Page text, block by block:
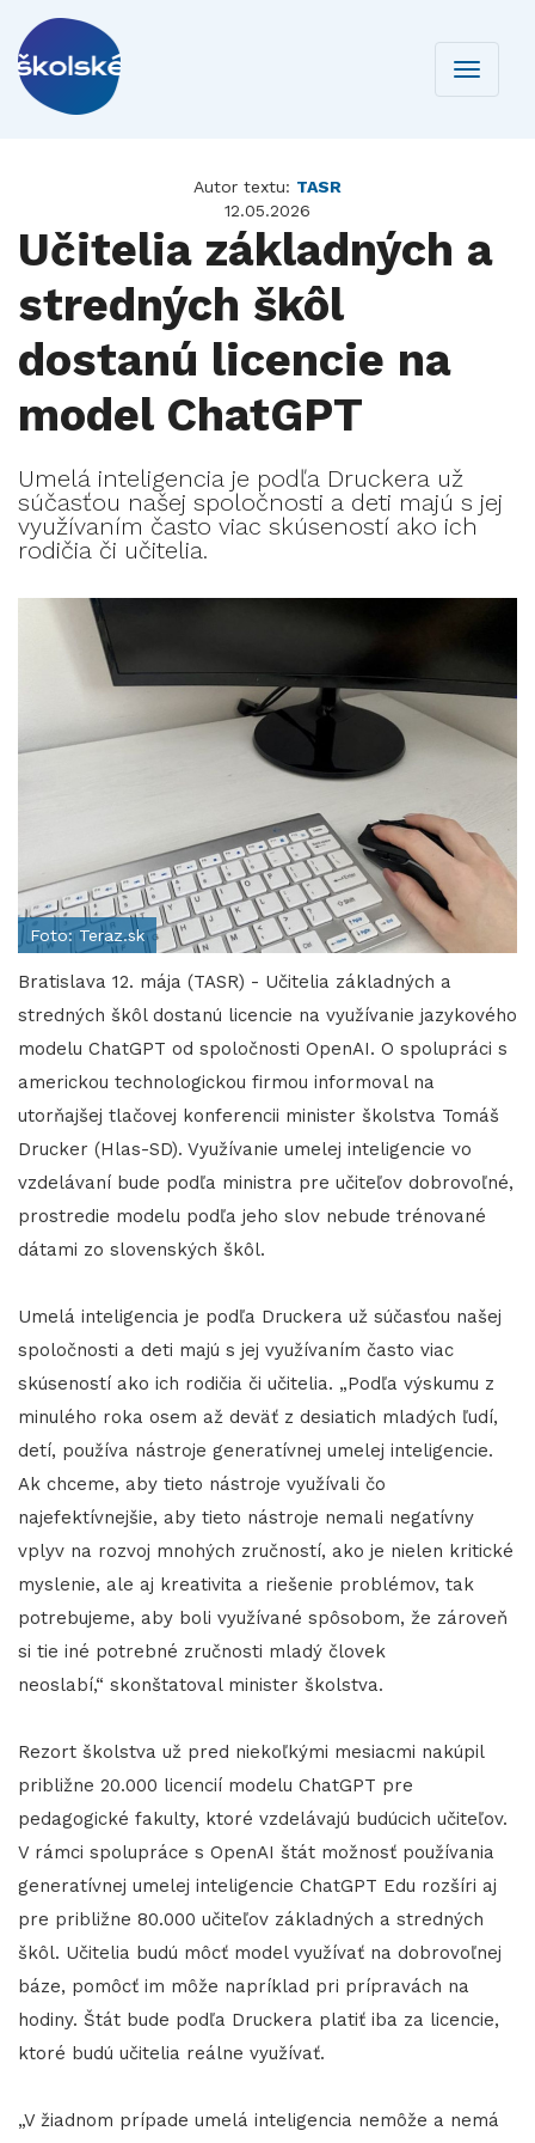
Toggle
Autor textu: TASR
12.05.2026
Učitelia základných a
stredných škôl
dostanú licencie na
model ChatGPT
Umelá inteligencia je podľa Druckera už
súčasťou našej spoločnosti a deti majú s jej
využívaním často viac skúseností ako ich
rodičia či učitelia.
Foto: Teraz.sk
Bratislava 12. mája (TASR) - Učitelia základných a
stredných škôl dostanú licencie na využívanie jazykového
modelu ChatGPT od spoločnosti OpenAI. O spolupráci s
americkou technologickou firmou informoval na
utorňajšej tlačovej konferencii minister školstva Tomáš
Drucker (Hlas-SD). Využívanie umelej inteligencie vo
vzdelávaní bude podľa ministra pre učiteľov dobrovoľné,
prostredie modelu podľa jeho slov nebude trénované
dátami zo slovenských škôl.
Umelá inteligencia je podľa Druckera už súčasťou našej
spoločnosti a deti majú s jej využívaním často viac
skúseností ako ich rodičia či učitelia. „Podľa výskumu z
minulého roka osem až deväť z desiatich mladých ľudí,
detí, používa nástroje generatívnej umelej inteligencie.
Ak chceme, aby tieto nástroje využívali čo
najefektívnejšie, aby tieto nástroje nemali negatívny
vplyv na rozvoj mnohých zručností, ako je nielen kritické
myslenie, ale aj kreativita a riešenie problémov, tak
potrebujeme, aby boli využívané spôsobom, že zároveň
si tie iné potrebné zručnosti mladý človek
neoslabí,“ skonštatoval minister školstva.
Rezort školstva už pred niekoľkými mesiacmi nakúpil
približne 20.000 licencií modelu ChatGPT pre
pedagogické fakulty, ktoré vzdelávajú budúcich učiteľov.
V rámci spolupráce s OpenAI štát možnosť používania
generatívnej umelej inteligencie ChatGPT Edu rozšíri aj
pre približne 80.000 učiteľov základných a stredných
škôl. Učitelia budú môcť model využívať na dobrovoľnej
báze, pomôcť im môže napríklad pri prípravách na
hodiny. Štát bude podľa Druckera platiť iba za licencie,
ktoré budú učitelia reálne využívať.
„V žiadnom prípade umelá inteligencia nemôže a nemá